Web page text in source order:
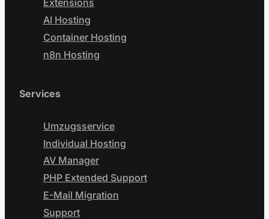
Extensions
AI Hosting
Container Hosting
n8n Hosting
Services
Umzugsservice
Individual Hosting
AV Manager
PHP Extended Support
E-Mail Migration
Support